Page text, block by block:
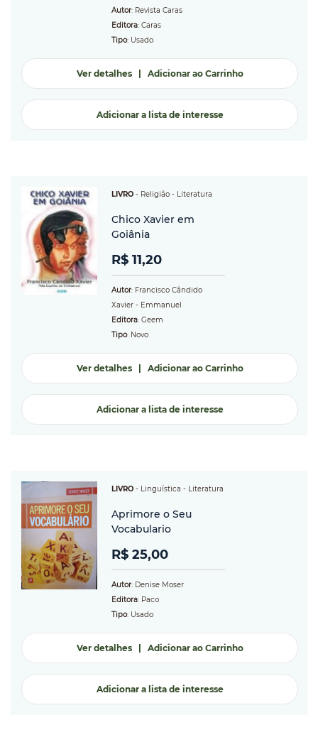
Autor: Revista Caras
Editora: Caras
Tipo: Usado
Ver detalhes| Adicionar ao Carrinho
Adicionar a lista de interesse
LIVRO - Religião - Literatura
Chico Xavier em
Goiânia
R$ 11,20
Autor: Francisco Cândido
Xavier - Emmanuel
Editora: Geem
Tipo: Novo
Ver detalhes| Adicionar ao Carrinho
Adicionar a lista de interesse
LIVRO - Linguística - Literatura
Aprimore o Seu
Vocabulario
R$ 25,00
Autor: Denise Moser
Editora: Paco
Tipo: Usado
Ver detalhes| Adicionar ao Carrinho
Adicionar a lista de interesse